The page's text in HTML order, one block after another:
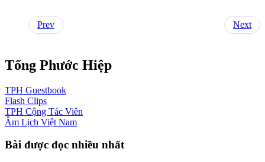
Prev Next
Tống Phước Hiệp
TPH Guestbook
Flash Clips
TPH Cộng Tác Viên
Âm Lịch Việt Nam
Bài được đọc nhiều nhất